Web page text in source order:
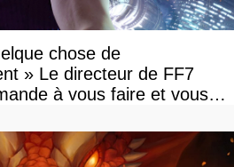
chose de
» Le directeur de FF7
à vous faire et vous